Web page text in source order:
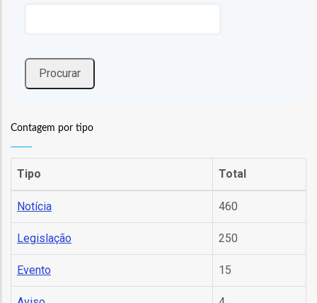
Contagem por tipo
Tipo Total
Notícia 460
Legislação 250
Evento 15